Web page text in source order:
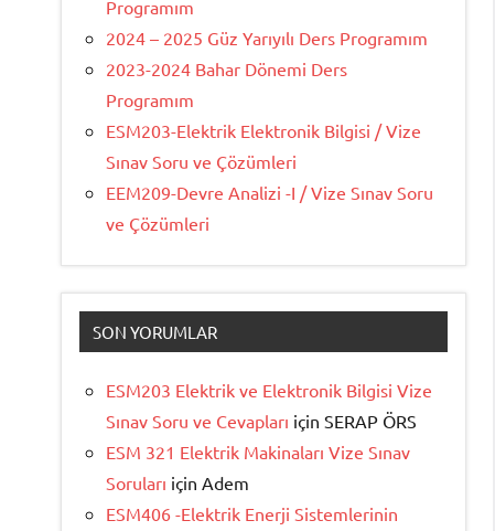
Programım
2024 – 2025 Güz Yarıyılı Ders Programım
2023-2024 Bahar Dönemi Ders
Programım
ESM203-Elektrik Elektronik Bilgisi / Vize
Sınav Soru ve Çözümleri
EEM209-Devre Analizi -I / Vize Sınav Soru
ve Çözümleri
SON YORUMLAR
ESM203 Elektrik ve Elektronik Bilgisi Vize
Sınav Soru ve Cevapları için SERAP ÖRS
ESM 321 Elektrik Makinaları Vize Sınav
Soruları için Adem
ESM406 -Elektrik Enerji Sistemlerinin